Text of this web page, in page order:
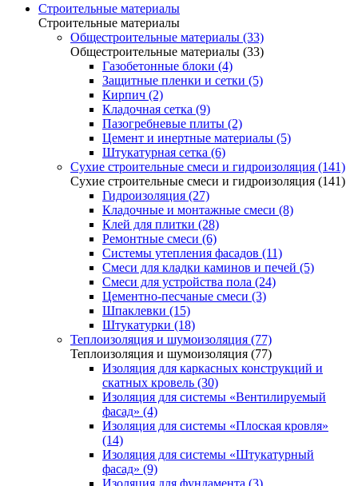
Строительные материалы
Строительные материалы
Общестроительные материалы (33)
Общестроительные материалы (33)
Газобетонные блоки (4)
Защитные пленки и сетки (5)
Кирпич (2)
Кладочная сетка (9)
Пазогребневые плиты (2)
Цемент и инертные материалы (5)
Штукатурная сетка (6)
Сухие строительные смеси и гидроизоляция (141)
Сухие строительные смеси и гидроизоляция (141)
Гидроизоляция (27)
Кладочные и монтажные смеси (8)
Клей для плитки (28)
Ремонтные смеси (6)
Системы утепления фасадов (11)
Смеси для кладки каминов и печей (5)
Смеси для устройства пола (24)
Цементно-песчаные смеси (3)
Шпаклевки (15)
Штукатурки (18)
Теплоизоляция и шумоизоляция (77)
Теплоизоляция и шумоизоляция (77)
Изоляция для каркасных конструкций и
скатных кровель (30)
Изоляция для системы «Вентилируемый
фасад» (4)
Изоляция для системы «Плоская кровля»
(14)
Изоляция для системы «Штукатурный
фасад» (9)
Изоляция для фундамента (3)